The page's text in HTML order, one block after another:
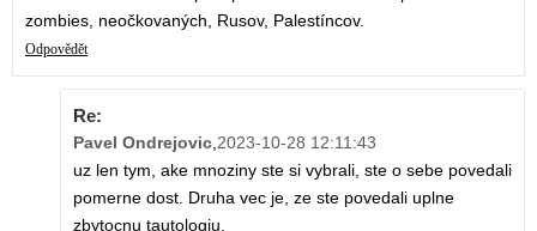
zombies, neočkovaných, Rusov, Palestíncov.
Odpovědět
Re:
Pavel Ondrejovic,2023-10-28 12:11:43
uz len tym, ake mnoziny ste si vybrali, ste o sebe povedali
pomerne dost. Druha vec je, ze ste povedali uplne
zbytocnu tautologiu.